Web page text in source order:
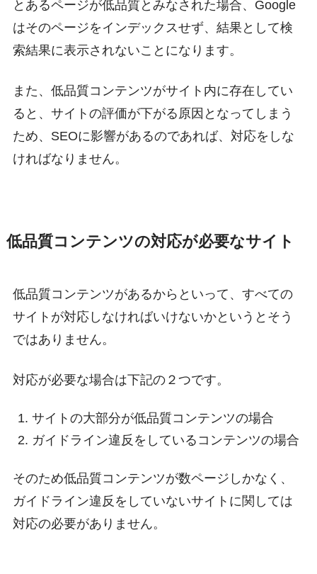
とあるページが低品質とみなされた場合、Google
はそのページをインデックスせず、結果として検
索結果に表示されないことになります。
また、低品質コンテンツがサイト内に存在してい
ると、サイトの評価が下がる原因となってしまう
ため、SEOに影響があるのであれば、対応をしな
ければなりません。
低品質コンテンツの対応が必要なサイト
低品質コンテンツがあるからといって、すべての
サイトが対応しなければいけないかというとそう
ではありません。
対応が必要な場合は下記の２つです。
サイトの大部分が低品質コンテンツの場合
ガイドライン違反をしているコンテンツの場合
そのため低品質コンテンツが数ページしかなく、
ガイドライン違反をしていないサイトに関しては
対応の必要がありません。